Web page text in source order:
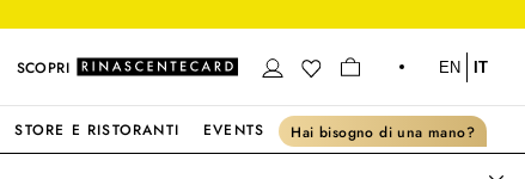
SCOPRI EN IT
STORE E RISTORANTI EVENTS Hai bisogno di una mano?